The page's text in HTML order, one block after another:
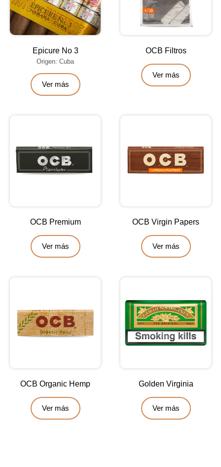
Epicure No 3
Origen: Cuba
Ver más
OCB Filtros
Ver más
OCB Premium
Ver más
OCB Virgin Papers
Ver más
OCB Organic Hemp
Ver más
Golden Virginia
Ver más